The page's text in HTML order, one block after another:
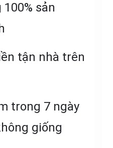
sản
tận nhà trên
trong 7 ngày
giống